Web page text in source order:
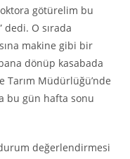
götürelim bu
dedi. O sırada
makine gibi bir
dönüp kasabada
Tarım Müdürlüğü’nde
bu gün hafta sonu
değerlendirmesi